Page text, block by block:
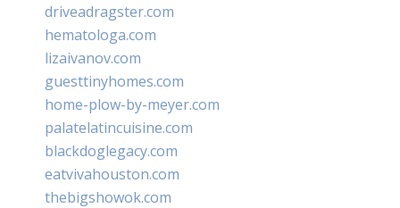
driveadragster.com
hematologa.com
lizaivanov.com
guesttinyhomes.com
home-plow-by-meyer.com
palatelatincuisine.com
blackdoglegacy.com
eatvivahouston.com
thebigshowok.com